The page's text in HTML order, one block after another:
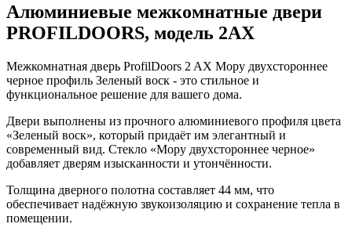
Алюминиевые межкомнатные двери
PROFILDOORS, модель 2AX
Межкомнатная дверь ProfilDoors 2 AX Мору двухстороннее
черное профиль Зеленый воск - это стильное и
функциональное решение для вашего дома.
Двери выполнены из прочного алюминиевого профиля цвета
«Зеленый воск», который придаёт им элегантный и
современный вид. Стекло «Мору двухстороннее черное»
добавляет дверям изысканности и утончённости.
Толщина дверного полотна составляет 44 мм, что
обеспечивает надёжную звукоизоляцию и сохранение тепла в
помещении.